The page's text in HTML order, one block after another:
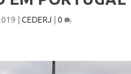
CEDERJ 0